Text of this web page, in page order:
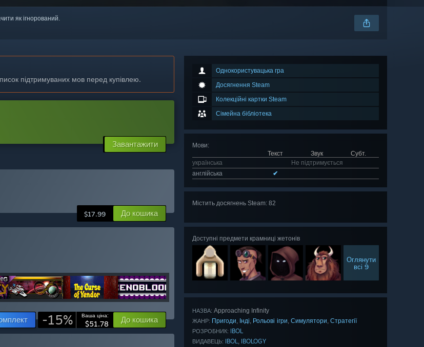
як ігнорований.
Однокористувацька гра
Досягнення Steam
Колекційні картки Steam
Сімейна бібліотека
Мови:
Текст
Звук
Субт.
українська
Не підтримується
англійська
✔
Містить досягнень Steam: 82
Доступні предмети крамниці жетонів
Оглянути
всі 9
НАЗВА: Approaching Infinity
ЖАНР: Пригоди, Інді, Рольові ігри, Симулятори, Стратегії
РОЗРОБНИК: IBOL
ВИДАВЕЦЬ: IBOL, IBOLOGY
підтримуваних мов перед купівлею.
Завантажити
$17.99 До кошика
-15% Ваша ціна:
$51.78 До кошика